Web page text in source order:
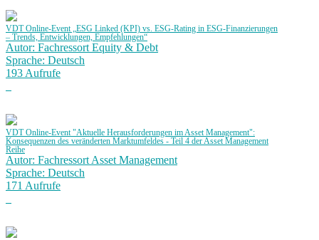
VDT Online-Event „ESG Linked (KPI) vs. ESG-Rating in ESG-Finanzierungen
– Trends, Entwicklungen, Empfehlungen“
Autor: Fachressort Equity & Debt
Sprache: Deutsch
193 Aufrufe
VDT Online-Event "Aktuelle Herausforderungen im Asset Management":
Konsequenzen des veränderten Marktumfeldes - Teil 4 der Asset Management
Reihe
Autor: Fachressort Asset Management
Sprache: Deutsch
171 Aufrufe